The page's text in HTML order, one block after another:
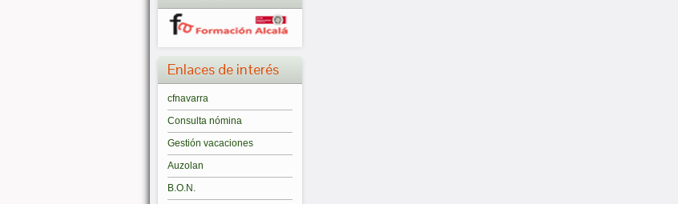
Enlaces de interés
cfnavarra
Consulta nómina
Gestión vacaciones
Auzolan
B.O.N.